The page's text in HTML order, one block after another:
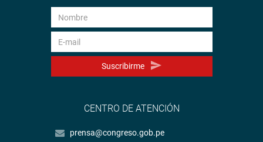
Suscribirme
CENTRO DE ATENCIÓN
prensa@congreso.gob.pe